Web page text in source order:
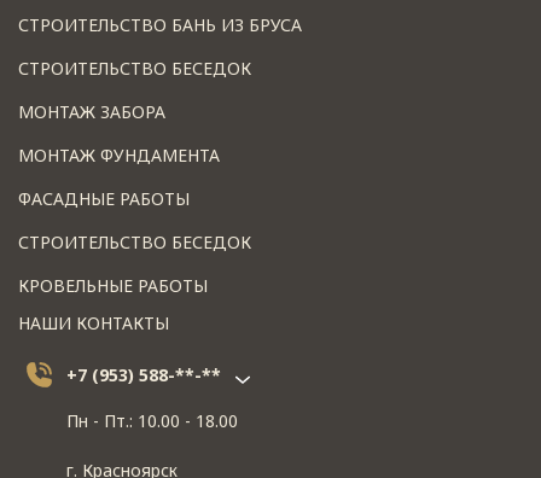
СТРОИТЕЛЬСТВО БАНЬ ИЗ БРУСА
СТРОИТЕЛЬСТВО БЕСЕДОК
МОНТАЖ ЗАБОРА
МОНТАЖ ФУНДАМЕНТА
ФАСАДНЫЕ РАБОТЫ
СТРОИТЕЛЬСТВО БЕСЕДОК
КРОВЕЛЬНЫЕ РАБОТЫ
НАШИ КОНТАКТЫ
+7 (953) 588-**-**
Пн - Пт.: 10.00 - 18.00
г. Красноярск